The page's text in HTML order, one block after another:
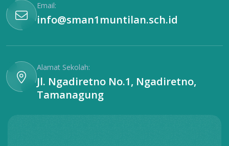
Email:
info@sman1muntilan.sch.id
Alamat Sekolah:
Jl. Ngadiretno No.1, Ngadiretno,
Tamanagung